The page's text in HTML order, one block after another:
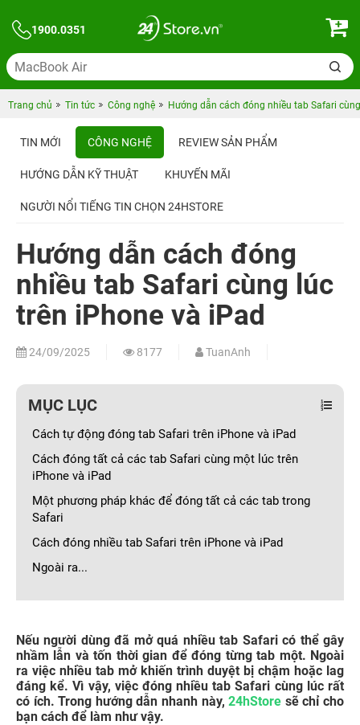
1900.0351
Trang chủ Tin tức Công nghệ Hướng dẫn cách đóng nhiều tab Safari
TIN MỚI CÔNG NGHỆ REVIEW SẢN PHẨM
HƯỚNG DẪN KỸ THUẬT KHUYẾN MÃI
NGƯỜI NỔI TIẾNG TIN CHỌN 24HSTORE
Hướng dẫn cách đóng
nhiều tab Safari cùng lúc
trên iPhone và iPad
24/09/2025 8177 TuanAnh
MỤC LỤC
Cách tự động đóng tab Safari trên iPhone và iPad
Cách đóng tất cả các tab Safari cùng một lúc trên
iPhone và iPad
Một phương pháp khác để đóng tất cả các tab trong
Safari
Cách đóng nhiều tab Safari trên iPhone và iPad
Ngoài ra...
Nếu người dùng đã mở quá nhiều tab Safari có thể gây
nhầm lẫn và tốn thời gian để đóng từng tab một. Ngoài
ra việc nhiều tab mở khiến trình duyệt bị chậm hoặc lag
đáng kể. Vì vậy, việc đóng nhiều tab Safari cùng lúc rất
có ích. Trong hướng dẫn nhanh này, 24hStore sẽ chỉ cho
bạn cách để làm như vậy.